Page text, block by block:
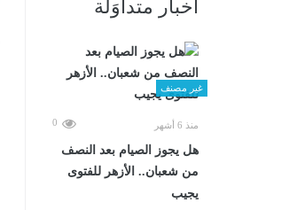
أخبار متداوَلة
غير مصنف
منذ 6 أشهر 0
هل يجوز الصيام بعد النصف
من شعبان.. الأزهر للفتوى
يجيب